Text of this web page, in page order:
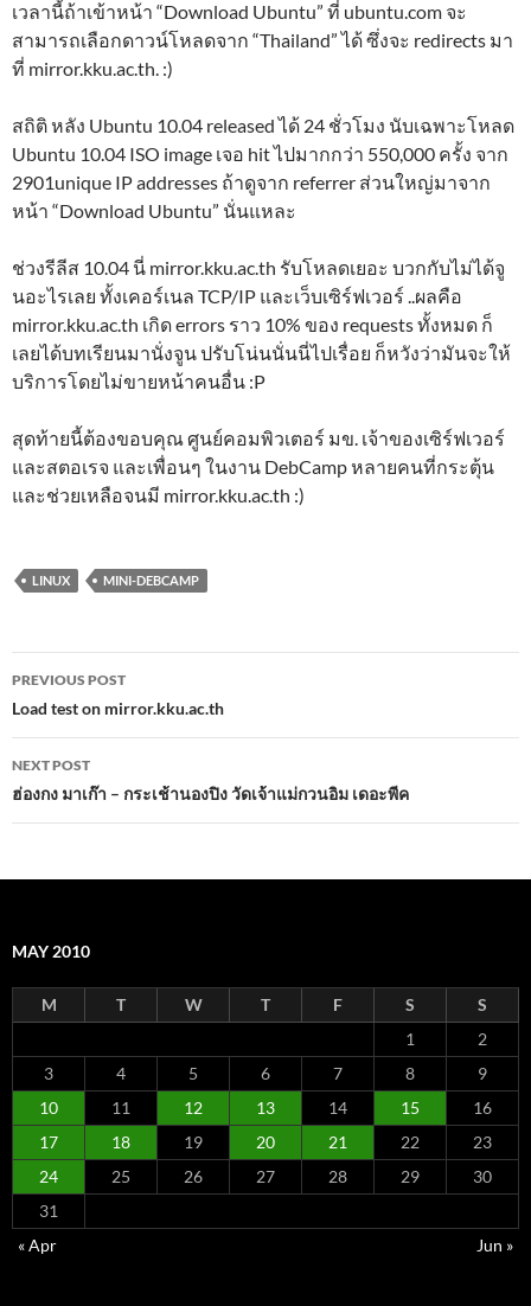
เวลานี้ถ้าเข้าหน้า “Download Ubuntu” ที่ ubuntu.com จะ
สามารถเลือกดาวน์โหลดจาก “Thailand” ได้ ซึ่งจะ redirects มา
ที่ mirror.kku.ac.th. :)
สถิติ หลัง Ubuntu 10.04 released ได้ 24 ชั่วโมง นับเฉพาะโหลด
Ubuntu 10.04 ISO image เจอ hit ไปมากกว่า 550,000 ครั้ง จาก
2901unique IP addresses ถ้าดูจาก referrer ส่วนใหญ่มาจาก
หน้า “Download Ubuntu” นั่นแหละ
ช่วงรีลีส 10.04 นี่ mirror.kku.ac.th รับโหลดเยอะ บวกกับไม่ได้จู
นอะไรเลย ทั้งเคอร์เนล TCP/IP และเว็บเซิร์ฟเวอร์ ..ผลคือ
mirror.kku.ac.th เกิด errors ราว 10% ของ requests ทั้งหมด ก็
เลยได้บทเรียนมานั่งจูน ปรับโน่นนั่นนี่ไปเรื่อย ก็หวังว่ามันจะให้
บริการโดยไม่ขายหน้าคนอื่น :P
สุดท้ายนี้ต้องขอบคุณ ศูนย์คอมพิวเตอร์ มข. เจ้าของเซิร์ฟเวอร์
และสตอเรจ และเพื่อนๆ ในงาน DebCamp หลายคนที่กระตุ้น
และช่วยเหลือจนมี mirror.kku.ac.th :)
LINUX MINI-DEBCAMP
Post
navigation
PREVIOUS POST
Load test on mirror.kku.ac.th
NEXT POST
ฮ่องกง มาเก๊า – กระเช้านองปิง วัดเจ้าแม่กวนอิม เดอะพีค
MAY 2010
M T W T F S
S
1
2
3
4 5 6 7 8
9
10
11 12 13 14 15
16
17
18 19 20 21 22
23
24
25 26 27 28 29
30
31
« Apr
Jun »